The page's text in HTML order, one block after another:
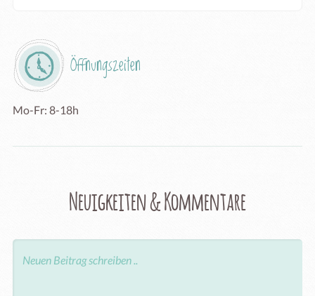
Öffnungszeiten
Mo-Fr: 8-18h
Neuigkeiten & Kommentare